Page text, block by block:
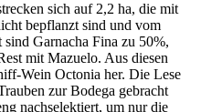
sich auf 2,2 ha, die mit
bepflanzt sind und vom
sind Garnacha Fina zu 50%,
mit Mazuelo. Aus diesen
Wein Octonia her. Die Lese
zur Bodega gebracht
nachselektiert, um nur die